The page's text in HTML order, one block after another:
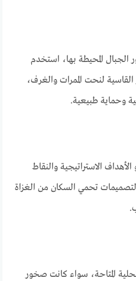
الجبال المحيطة بها، استخدم
لنحت الممرات والغرف،
وحماية طبيعية.
الاستراتيجية والنقاط
تحمي السكان من الغزاة
المتاحة، سواء كانت صخور